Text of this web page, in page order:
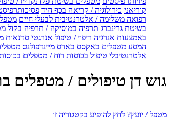
קוריאני כירולוגיה / קריאה בכף היד
רפואה משלימה / אלטרנטיבית לבעלי חיים
בשיטת גרינברג תרפיה במוסיקה / תרפיה בקול
באמצעות אנרגיה ריפוי / טיפול אנרגטי סדנאות
המסע מטפלים באקסס בארס מיינדפולנס
אלטרנטיבלי טיפול בכוסות רוח / מטפלים
גוש דן טיפולים / מטפלים
מטפל / יועץ? לחץ להופיע בקטגוריה זו